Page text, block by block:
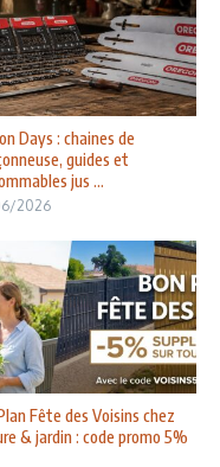
Days : chaines de
guides et
jus ...
2026
Fête des Voisins chez
& jardin : code promo 5%